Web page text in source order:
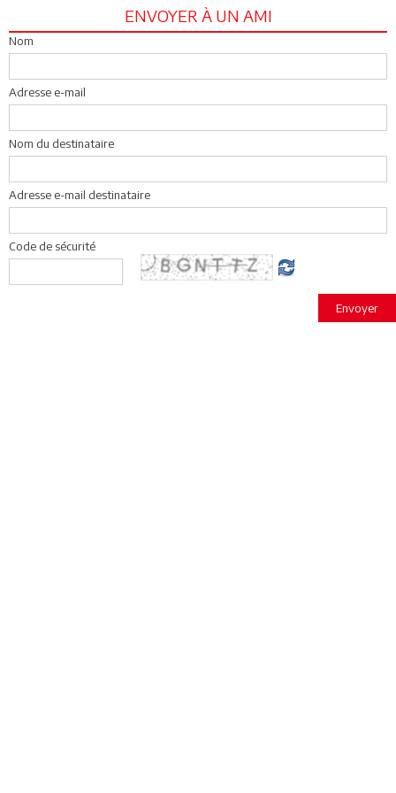
ENVOYER À UN AMI
Nom
Adresse e-mail
Nom du destinataire
Adresse e-mail destinataire
Code de sécurité
Envoyer